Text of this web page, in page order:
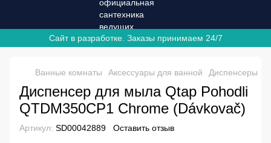
Сайт в разработке. Заказы принимаем 24/7
Ванные комнаты Аксессуары для ванной Диспенсеры
Диспенсер для мыла Qtap Pohodli
QTDM350CP1 Chrome (Dávkovač)
Артикул: SD00042889 Оставить отзыв